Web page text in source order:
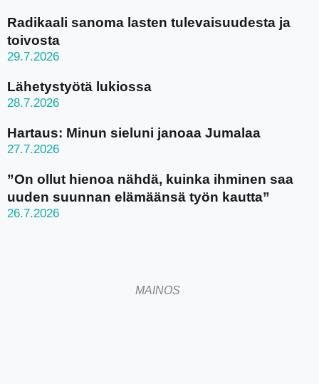
Radikaali sanoma lasten tulevaisuudesta ja
toivosta
29.7.2026
Lähetystyötä lukiossa
28.7.2026
Hartaus: Minun sieluni janoaa Jumalaa
27.7.2026
”On ollut hienoa nähdä, kuinka ihminen saa
uuden suunnan elämäänsä työn kautta”
26.7.2026
MAINOS